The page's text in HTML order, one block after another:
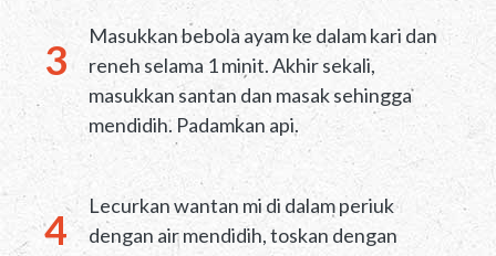
Masukkan bebola ayam ke dalam kari dan
reneh selama 1 minit. Akhir sekali,
masukkan santan dan masak sehingga
mendidih. Padamkan api.
Lecurkan wantan mi di dalam periuk
dengan air mendidih, toskan dengan